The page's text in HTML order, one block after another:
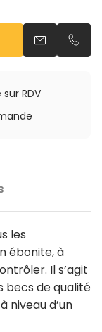
Envoyer un
RDV
les
ébonite, à
Il s’agit
becs de qualité
niveau d’un